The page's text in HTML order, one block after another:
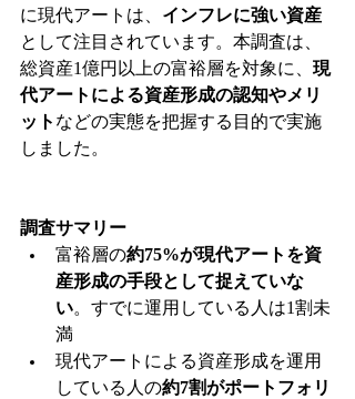
に現代アートは、 インフレに強い資産
として注目されています。本調査は、
総資産1億円以上の富裕層を対象に、 現
代アートによる資産形成の認知やメリ
ット などの実態を把握する目的で実施
しました。
調査サマリー
富裕層の約75%が現代アートを資
産形成の手段として捉えていな
い。すでに運用している人は1割未
満
現代アートによる資産形成を運用
している人の約7割がポートフォリ